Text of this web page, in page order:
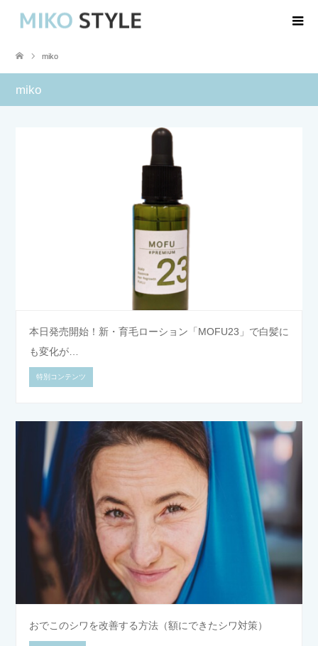
miko
miko
本日発売開始！新・育毛ローション「MOFU23」で白髪に
も変化が…
特別コンテンツ
おでこのシワを改善する方法（額にできたシワ対策）